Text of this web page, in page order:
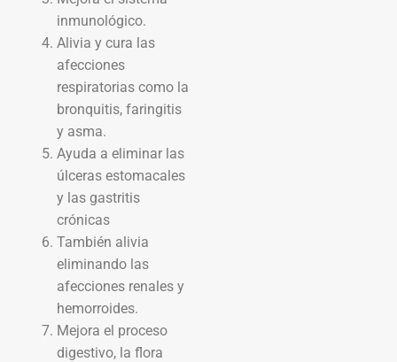
inmunológico.
Alivia y cura las
afecciones
respiratorias como la
bronquitis, faringitis
y asma.
Ayuda a eliminar las
úlceras estomacales
y las gastritis
crónicas
También alivia
eliminando las
afecciones renales y
hemorroides.
Mejora el proceso
digestivo, la flora